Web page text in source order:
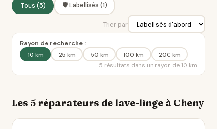
Tous (5) 🛡️ Labellisés (1)
Trier par
Rayon de recherche :
10 km 25 km 50 km 100 km
200 km
5 résultats dans un rayon de 10 km
Les 5 réparateurs de lave-linge à Cheny